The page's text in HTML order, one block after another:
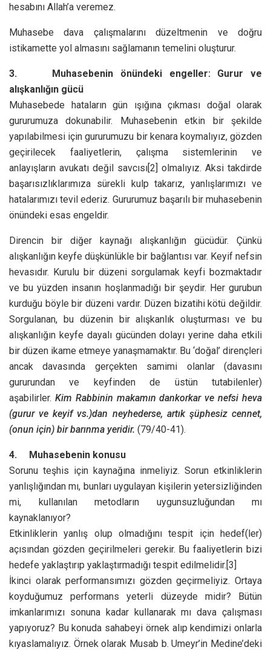
hesabını Allah’a veremez.
Muhasebe dava çalışmalarını düzeltmenin ve doğru
istikamette yol almasını sağlamanın temelini oluşturur.
3. Muhasebenin önündeki engeller: Gurur ve
alışkanlığın gücü
Muhasebede hataların gün ışığına çıkması doğal olarak
gururumuza dokunabilir. Muhasebenin etkin bir şekilde
yapılabilmesi için gururumuzu bir kenara koymalıyız, gözden
geçirilecek faaliyetlerin, çalışma sistemlerinin ve
anlayışların avukatı değil savcısı[2] olmalıyız. Aksi takdirde
başarısızlıklarımıza sürekli kulp takarız, yanlışlarımızı ve
hatalarımızı tevil ederiz. Gururumuz başarılı bir muhasebenin
önündeki esas engeldir.
Direncin bir diğer kaynağı alışkanlığın gücüdür. Çünkü
alışkanlığın keyfe düşkünlükle bir bağlantısı var. Keyif nefsin
hevasıdır. Kurulu bir düzeni sorgulamak keyfi bozmaktadır
ve bu yüzden insanın hoşlanmadığı bir şeydir. Her gurubun
kurduğu böyle bir düzeni vardır. Düzen bizatihi kötü değildir.
Sorgulanan, bu düzenin bir alışkanlık oluşturması ve bu
alışkanlığın keyfe dayalı gücünden dolayı yerine daha etkili
bir düzen ikame etmeye yanaşmamaktır. Bu ‘doğal’ dirençleri
ancak davasında gerçekten samimi olanlar (davasını
gururundan ve keyfinden de üstün tutabilenler)
aşabilirler. Kim Rabbinin makamın dankorkar ve nefsi heva
(gurur ve keyif vs.)dan neyhederse, artık şüphesiz cennet,
(onun için) bir barınma yeridir. (79/40-41).
4. Muhasebenin konusu
Sorunu teşhis için kaynağına inmeliyiz. Sorun etkinliklerin
yanlışlığından mı, bunları uygulayan kişilerin yetersizliğinden
mi, kullanılan metodların uygunsuzluğundan mı
kaynaklanıyor?
Etkinliklerin yanlış olup olmadığını tespit için hedef(ler)
açısından gözden geçirilmeleri gerekir. Bu faaliyetlerin bizi
hedefe yaklaştırıp yaklaştırmadığı tespit edilmelidir.[3]
İkinci olarak performansımızı gözden geçirmeliyiz. Ortaya
koyduğumuz performans yeterli düzeyde midir? Bütün
imkanlarımızı sonuna kadar kullanarak mı dava çalışması
yapıyoruz? Bu konuda sahabeyi örnek alıp kendimizi onlarla
kıyaslamalıyız. Örnek olarak Musab b. Umeyr’in Medine’deki